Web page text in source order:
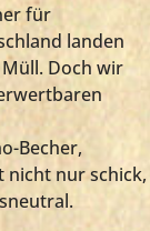
für
landen
Doch wir
Becher,
nicht nur schick,